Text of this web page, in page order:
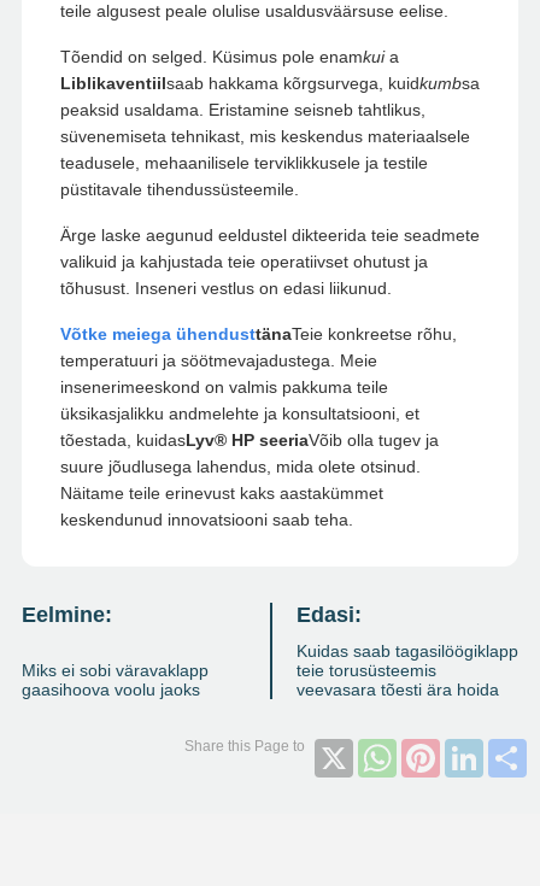
teile algusest peale olulise usaldusväärsuse eelise.
Tõendid on selged. Küsimus pole enamkuia
Liblikaventiilsaab hakkama kõrgsurvega, kuidkumbsa
peaksid usaldama. Eristamine seisneb tahtlikus,
süvenemiseta tehnikast, mis keskendus materiaalsele
teadusele, mehaanilisele terviklikkusele ja testile
püstitavale tihendussüsteemile.
Ärge laske aegunud eeldustel dikteerida teie seadmete
valikuid ja kahjustada teie operatiivset ohutust ja
tõhusust. Inseneri vestlus on edasi liikunud.
Võtke meiega ühendusttänaTeie konkreetse rõhu,
temperatuuri ja söötmevajadustega. Meie
insenerimeeskond on valmis pakkuma teile
üksikasjalikku andmelehte ja konsultatsiooni, et
tõestada, kuidasLyv® HP seeriaVõib olla tugev ja
suure jõudlusega lahendus, mida olete otsinud.
Näitame teile erinevust kaks aastakümmet
keskendunud innovatsiooni saab teha.
Eelmine:
Miks ei sobi väravaklapp
gaasihoova voolu jaoks
Edasi:
Kuidas saab tagasilöögiklapp
teie torusüsteemis
veevasara tõesti ära hoida
X WhatsAppPinterest